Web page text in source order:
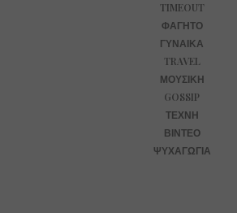
TIMEOUT
ΦΑΓΗΤΌ
ΓΥΝΑΊΚΑ
TRAVEL
ΜΟΥΣΙΚΉ
GOSSIP
ΤΈΧΝΗ
ΒΊΝΤΕΟ
ΨΥΧΑΓΩΓΊΑ